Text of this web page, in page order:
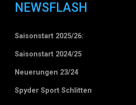
NEWSFLASH
Saisonstart 2025/26:
Saisonstart 2024/25
Neuerungen 23/24
Spyder Sport Schlitten